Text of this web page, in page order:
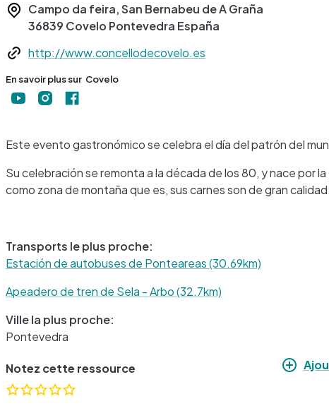
Campo da feira, San Bernabeu de A Graña
36839 Covelo Pontevedra España
Webhttp://www.concellodecovelo.es
En savoir plus sur Covelo
Este evento gastronómico se celebra el día del patrón del
Su celebración se remonta a la década de los 80, y nace por
como zona de montaña que es, sus carnes son de gran calidad.
Transports le plus proche:
Estación de autobuses de Ponteareas (30.69km)
Apeadero de tren de Sela - Arbo (32.7km)
Ville la plus proche:
Pontevedra
Notez cette ressource